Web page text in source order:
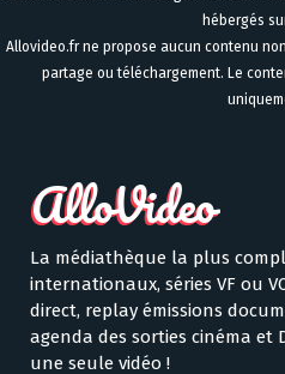
hébergés
Allovideo.fr ne propose aucun contenu
partage ou téléchargement. Le
La médiathèque la plus
internationaux, séries VF ou
direct, replay émissions
agenda des sorties cinéma et
une seule vidéo !